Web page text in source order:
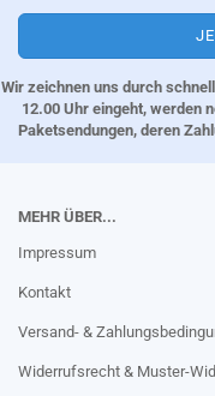
Wir zeichnen uns durch
12.00 Uhr eingeht, werden
Paketsendungen, deren
MEHR ÜBER...
Impressum
Kontakt
Versand- &
Widerrufsrecht & Muster-